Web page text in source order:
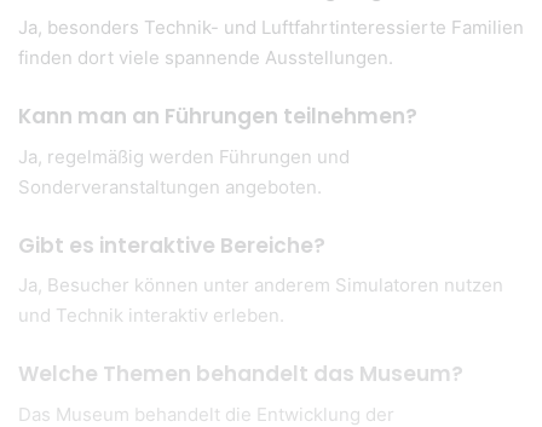
Ja, besonders Technik- und Luftfahrtinteressierte Familien
finden dort viele spannende Ausstellungen.
Kann man an Führungen teilnehmen?
Ja, regelmäßig werden Führungen und
Sonderveranstaltungen angeboten.
Gibt es interaktive Bereiche?
Ja, Besucher können unter anderem Simulatoren nutzen
und Technik interaktiv erleben.
Welche Themen behandelt das Museum?
Das Museum behandelt die Entwicklung der